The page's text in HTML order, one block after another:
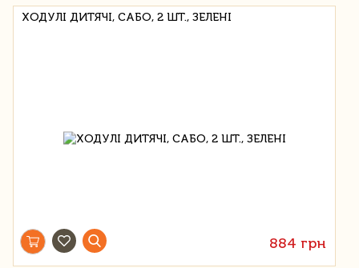
ХОДУЛІ ДИТЯЧІ, САБО, 2 ШТ., ЗЕЛЕНІ
884 грн